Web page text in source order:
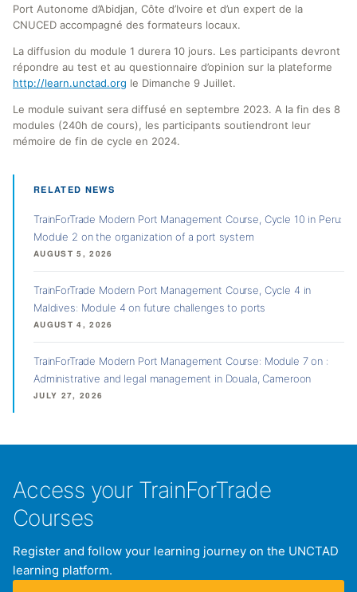
Port Autonome d’Abidjan, Côte d’Ivoire et d’un expert de la
CNUCED accompagné des formateurs locaux.
La diffusion du module 1 durera 10 jours. Les participants devront
répondre au test et au questionnaire d’opinion sur la plateforme
http://learn.unctad.org le Dimanche 9 Juillet.
Le module suivant sera diffusé en septembre 2023. A la fin des 8
modules (240h de cours), les participants soutiendront leur
mémoire de fin de cycle en 2024.
RELATED NEWS
TrainForTrade Modern Port Management Course, Cycle 10 in Peru:
Module 2 on the organization of a port system
AUGUST 5, 2026
TrainForTrade Modern Port Management Course, Cycle 4 in
Maldives: Module 4 on future challenges to ports
AUGUST 4, 2026
TrainForTrade Modern Port Management Course: Module 7 on :
Administrative and legal management in Douala, Cameroon
JULY 27, 2026
Access your TrainForTrade
Courses
Register and follow your learning journey on the UNCTAD
learning platform.